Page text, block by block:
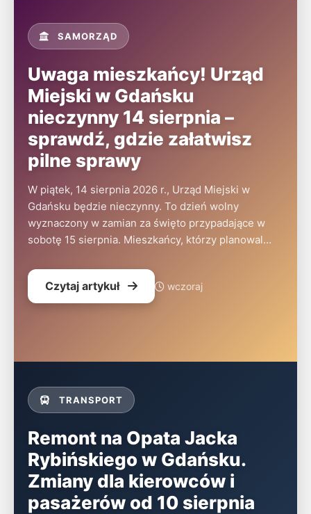
SAMORZĄD
Uwaga mieszkańcy! Urząd
Miejski w Gdańsku
nieczynny 14 sierpnia –
sprawdź, gdzie załatwisz
pilne sprawy
W piątek, 14 sierpnia 2026 r., Urząd Miejski w
Gdańsku będzie nieczynny. To dzień wolny
wyznaczony w zamian za święto przypadające w
sobotę 15 sierpnia. Mieszkańcy, którzy planowal…
Czytaj artykuł wczoraj
TRANSPORT
Remont na Opata Jacka
Rybińskiego w Gdańsku.
Zmiany dla kierowców i
pasażerów od 10 sierpnia